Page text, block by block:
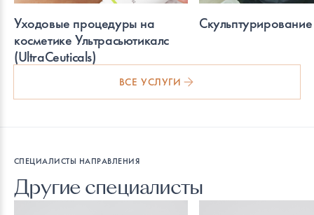
Уходовые процедуры на
косметике Ультрасьютикалс
(UltraCeuticals)
ВСЕ УСЛУГИ
СПЕЦИАЛИСТЫ НАПРАВЛЕНИЯ
Другие специалисты